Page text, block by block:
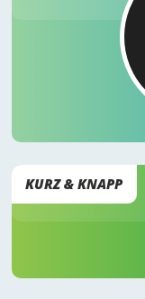
KURZ & KNAPP